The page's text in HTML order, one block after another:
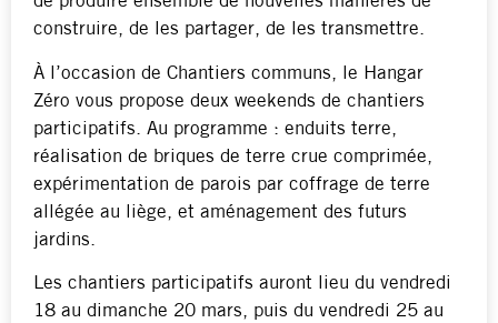
construire, de les partager, de les transmettre.
À l’occasion de Chantiers communs, le Hangar
Zéro vous propose deux weekends de chantiers
participatifs. Au programme : enduits terre,
réalisation de briques de terre crue comprimée,
expérimentation de parois par coffrage de terre
allégée au liège, et aménagement des futurs
jardins.
Les chantiers participatifs auront lieu du vendredi
18 au dimanche 20 mars, puis du vendredi 25 au